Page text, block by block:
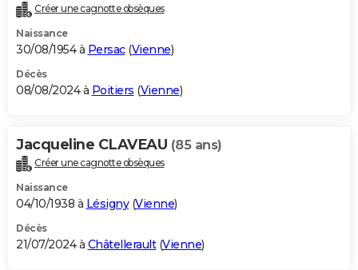
Créer une cagnotte obsèques
Naissance
30/08/1954 à Persac(Vienne)
Décès
08/08/2024 à Poitiers (Vienne)
Jacqueline CLAVEAU (85 ans)
Créer une cagnotte obsèques
Naissance
04/10/1938 à Lésigny(Vienne)
Décès
21/07/2024 à Châtellerault(Vienne)